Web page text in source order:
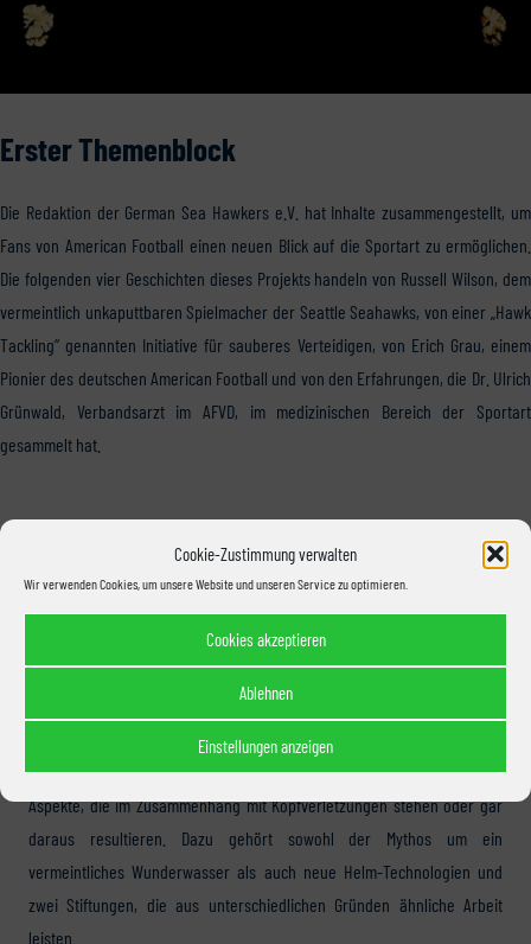
Cookie-Zustimmung verwalten
Wir verwenden Cookies, um unsere Website und unseren Service zu optimieren.
Cookies akzeptieren
Ablehnen
Einstellungen anzeigen
Erster Themenblock
Die Redaktion der German Sea Hawkers e.V. hat Inhalte zusammengestellt, um
Fans von American Football einen neuen Blick auf die Sportart zu ermöglichen.
Die folgenden vier Geschichten dieses Projekts handeln von Russell Wilson, dem
vermeintlich unkaputtbaren Spielmacher der Seattle Seahawks, von einer „Hawk
Tackling“ genannten Initiative für sauberes Verteidigen, von Erich Grau, einem
Pionier des deutschen American Football und von den Erfahrungen, die Dr. Ulrich
Grünwald, Verbandsarzt im AFVD, im medizinischen Bereich der Sportart
gesammelt hat.
Zweiter Themenblock
Aufbauend auf den ersten vier Themenkomplexen folgen hier weitere
Aspekte, die im Zusammenhang mit Kopfverletzungen stehen oder gar
daraus resultieren. Dazu gehört sowohl der Mythos um ein
vermeintliches Wunderwasser als auch neue Helm-Technologien und
zwei Stiftungen, die aus unterschiedlichen Gründen ähnliche Arbeit
leisten.